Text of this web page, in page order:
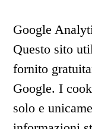
Google
Questo sito
fornito
Google. I
solo e